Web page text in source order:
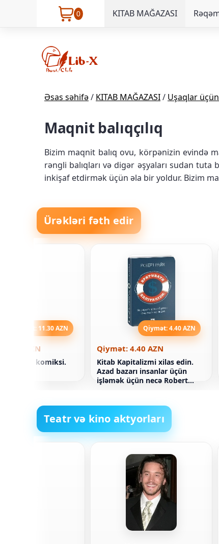
0 KITAB MAĞAZASI
Əsas səhifə/ KITAB MAĞAZASI/ Uşaqlar
Maqnit balıqçılıq
Bizim maqnit balıq ovu, körpənizin evində
rəngli balıqları və digər əşyaları sudan tuta
inkişaf etdirmək üçün əla bir yoldur. Bizim
Ürəkləri fəth edir
Qiymət: 11.30 AZN
AZN
Sonik komiksi.
Qiymət: 4.40 AZN
Qiymət: 4.40 AZN
Kitab Kapitalizmi xilas edin.
Azad bazarı insanlar üçün
işləmək üçün necə Robert
Teatr və kino aktyorları